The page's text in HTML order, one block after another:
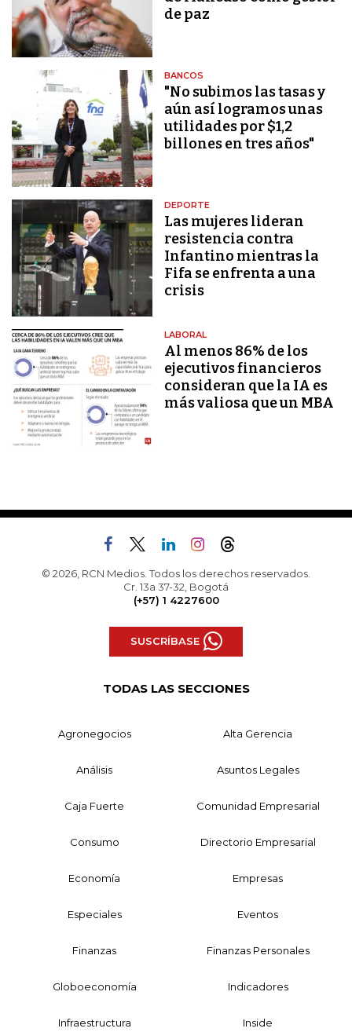
de paz
BANCOS
"No subimos las tasas y
aún así logramos unas
utilidades por $1,2
billones en tres años"
DEPORTE
Las mujeres lideran
resistencia contra
Infantino mientras la
Fifa se enfrenta a una
crisis
LABORAL
Al menos 86% de los
ejecutivos financieros
consideran que la IA es
más valiosa que un MBA
© 2026, RCN Medios. Todos los derechos reservados.
Cr. 13a 37-32, Bogotá
(+57) 1 4227600
SUSCRÍBASE
TODAS LAS SECCIONES
Agronegocios Alta Gerencia
Análisis Asuntos Legales
Caja Fuerte Comunidad Empresarial
Consumo Directorio Empresarial
Economía Empresas
Especiales Eventos
Finanzas Finanzas Personales
Globoeconomía Indicadores
Infraestructura Inside